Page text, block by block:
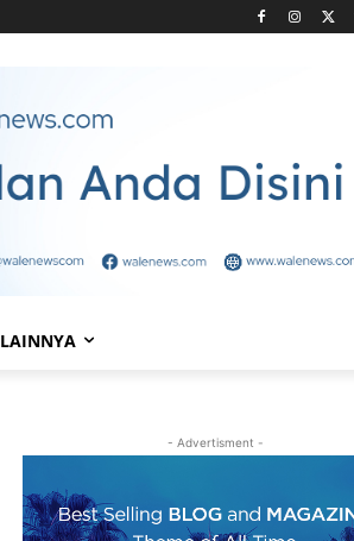
LAINNYA
- Advertisment -